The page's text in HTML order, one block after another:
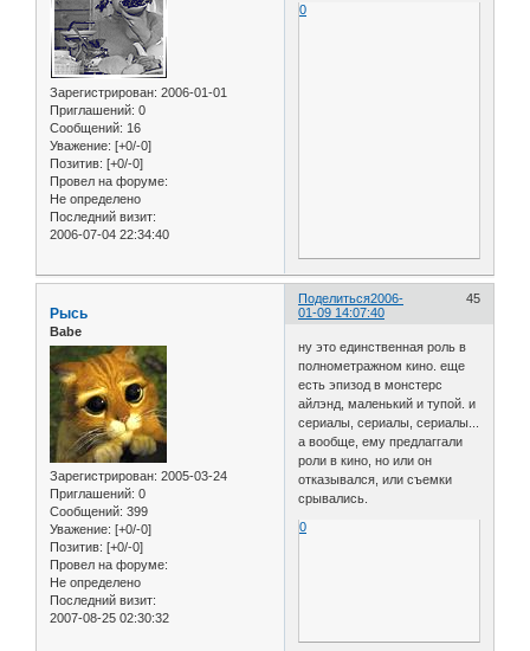
Зарегистрирован: 2006-01-01
Приглашений: 0
Сообщений: 16
Уважение: [+0/-0]
Позитив: [+0/-0]
Провел на форуме:
Не определено
Последний визит:
2006-07-04 22:34:40
0
Поделиться 45
2006-
01-09 14:07:40
Рысь
Babe
Зарегистрирован: 2005-03-24
Приглашений: 0
Сообщений: 399
Уважение: [+0/-0]
Позитив: [+0/-0]
Провел на форуме:
Не определено
Последний визит:
2007-08-25 02:30:32
ну это единственная роль в
полнометражном кино. еще
есть эпизод в монстерс
айлэнд, маленький и тупой. и
сериалы, сериалы, сериалы...
а вообще, ему предлаггали
роли в кино, но или он
отказывался, или съемки
срывались.
0